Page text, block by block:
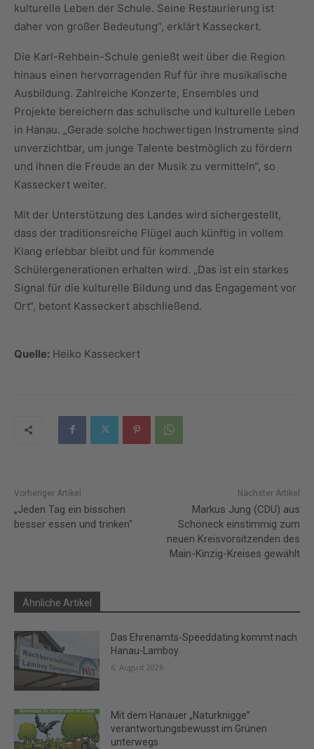
kulturelle Leben der Schule. Seine Restaurierung ist
daher von großer Bedeutung“, erklärt Kasseckert.
Die Karl-Rehbein-Schule genießt weit über die Region
hinaus einen hervorragenden Ruf für ihre musikalische
Ausbildung. Zahlreiche Konzerte, Ensembles und
Projekte bereichern das schulische und kulturelle Leben
in Hanau. „Gerade solche hochwertigen Instrumente sind
unverzichtbar, um junge Talente bestmöglich zu fördern
und ihnen die Freude an der Musik zu vermitteln“, so
Kasseckert weiter.
Mit der Unterstützung des Landes wird sichergestellt,
dass der traditionsreiche Flügel auch künftig in vollem
Klang erlebbar bleibt und für kommende
Schülergenerationen erhalten wird. „Das ist ein starkes
Signal für die kulturelle Bildung und das Engagement vor
Ort“, betont Kasseckert abschließend.
Quelle: Heiko Kasseckert
Vorheriger Artikel
„Jeden Tag ein bisschen
besser essen und trinken“
Nächster Artikel
Markus Jung (CDU) aus
Schöneck einstimmig zum
neuen Kreisvorsitzenden des
Main-Kinzig-Kreises gewählt
Ähnliche Artikel
Das Ehrenamts-Speeddating kommt nach
Hanau-Lamboy
6. August 2026
Mit dem Hanauer „Naturknigge”
verantwortungsbewusst im Grünen
unterwegs